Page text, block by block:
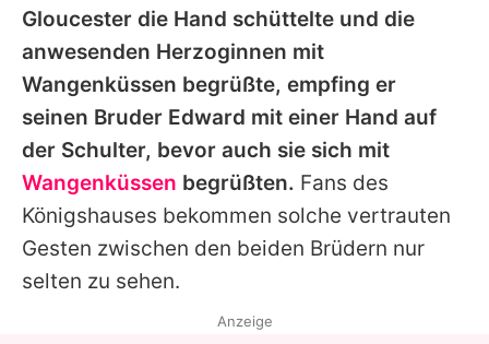
Datenschutzerklärung
Nutzungsbedingungen
Utiq verwalten
Gloucester die Hand schüttelte und die
anwesenden Herzoginnen mit
Wangenküssen begrüßte, empfing er
seinen Bruder Edward mit einer Hand auf
der Schulter, bevor auch sie sich mit
Wangenküssen begrüßten. Fans des
Königshauses bekommen solche vertrauten
Gesten zwischen den beiden Brüdern nur
selten zu sehen.
Anzeige